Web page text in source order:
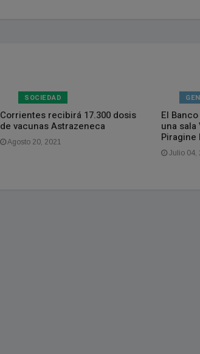
SOCIEDAD
Corrientes recibirá 17.300 dosis
de vacunas Astrazeneca
Agosto 20, 2021
El
una
Piragine
Julio 04,